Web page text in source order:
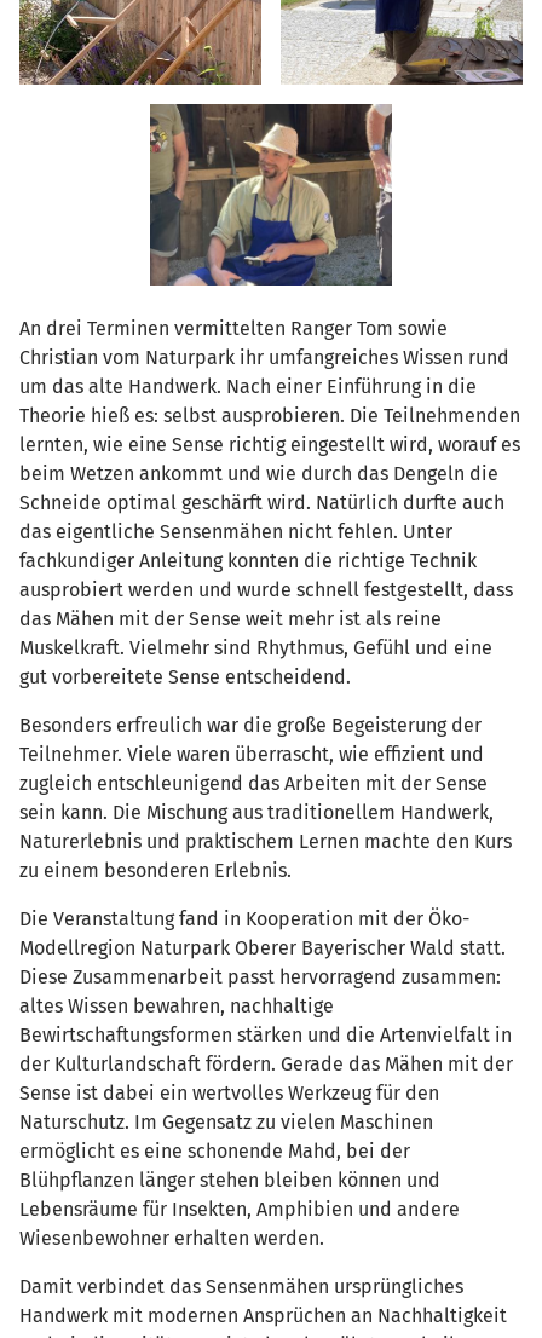
An drei Terminen vermittelten Ranger Tom sowie
Christian vom Naturpark ihr umfangreiches Wissen rund
um das alte Handwerk. Nach einer Einführung in die
Theorie hieß es: selbst ausprobieren. Die Teilnehmenden
lernten, wie eine Sense richtig eingestellt wird, worauf es
beim Wetzen ankommt und wie durch das Dengeln die
Schneide optimal geschärft wird. Natürlich durfte auch
das eigentliche Sensenmähen nicht fehlen. Unter
fachkundiger Anleitung konnten die richtige Technik
ausprobiert werden und wurde schnell festgestellt, dass
das Mähen mit der Sense weit mehr ist als reine
Muskelkraft. Vielmehr sind Rhythmus, Gefühl und eine
gut vorbereitete Sense entscheidend.
Besonders erfreulich war die große Begeisterung der
Teilnehmer. Viele waren überrascht, wie effizient und
zugleich entschleunigend das Arbeiten mit der Sense
sein kann. Die Mischung aus traditionellem Handwerk,
Naturerlebnis und praktischem Lernen machte den Kurs
zu einem besonderen Erlebnis.
Die Veranstaltung fand in Kooperation mit der Öko-
Modellregion Naturpark Oberer Bayerischer Wald statt.
Diese Zusammenarbeit passt hervorragend zusammen:
altes Wissen bewahren, nachhaltige
Bewirtschaftungsformen stärken und die Artenvielfalt in
der Kulturlandschaft fördern. Gerade das Mähen mit der
Sense ist dabei ein wertvolles Werkzeug für den
Naturschutz. Im Gegensatz zu vielen Maschinen
ermöglicht es eine schonende Mahd, bei der
Blühpflanzen länger stehen bleiben können und
Lebensräume für Insekten, Amphibien und andere
Wiesenbewohner erhalten werden.
Damit verbindet das Sensenmähen ursprüngliches
Handwerk mit modernen Ansprüchen an Nachhaltigkeit